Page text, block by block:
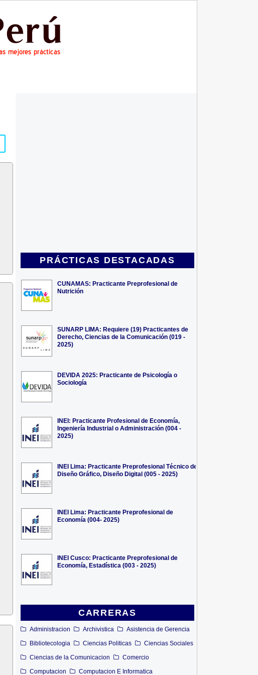
PRÁCTICAS DESTACADAS
CUNAMAS: Practicante Preprofesional de
Nutrición
SUNARP LIMA: Requiere (19) Practicantes de
Derecho, Ciencias de la Comunicación (019 -
2025)
DEVIDA 2025: Practicante de Psicología o
Sociología
INEI: Practicante Profesional de Economía,
Ingeniería Industrial o Administración (004 -
2025)
INEI Lima: Practicante Preprofesional Técnico de
Diseño Gráfico, Diseño Digital (005 - 2025)
INEI Lima: Practicante Preprofesional de
Economía (004- 2025)
INEI Cusco: Practicante Preprofesional de
Economía, Estadística (003 - 2025)
CARRERAS
Administracion Archivistica
Asistencia de Gerencia
Bibliotecologia
Ciencias Politicas
Ciencias Sociales
Ciencias de la Comunicacion
Comercio
Computacion
Computacion E Informatica